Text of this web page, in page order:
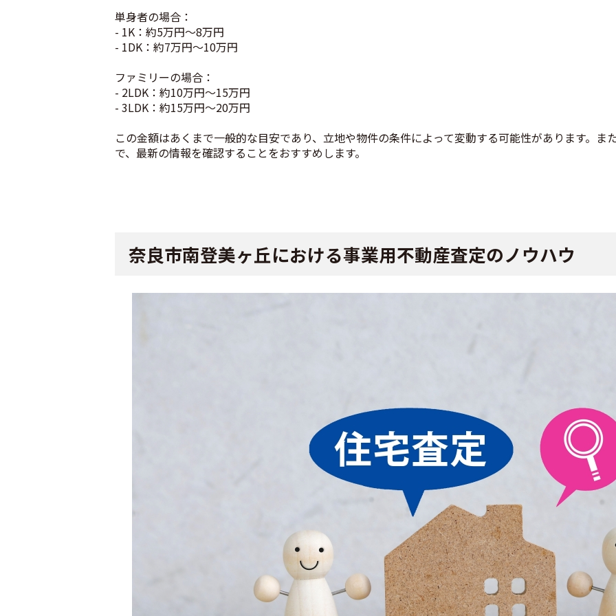
単身者の場合：
- 1K：約5万円〜8万円
- 1DK：約7万円〜10万円
ファミリーの場合：
- 2LDK：約10万円〜15万円
- 3LDK：約15万円〜20万円
この金額はあくまで一般的な目安であり、立地や物件の条件によって変動する可能性があります。ま
で、最新の情報を確認することをおすすめします。
奈良市南登美ヶ丘における事業用不動産査定のノウハウ